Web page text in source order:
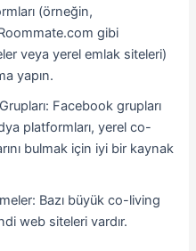
(örneğin,
gibi
veya yerel emlak siteleri)
yapın.
Facebook grupları
platformları, yerel co-
bulmak için iyi bir kaynak
Bazı büyük co-living
web siteleri vardır.